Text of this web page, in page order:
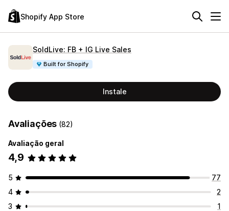
Shopify App Store
SoldLive: FB + IG Live Sales
Built for Shopify
Instale
Avaliações (82)
Avaliação geral
4,9
5
77
4
2
3
1